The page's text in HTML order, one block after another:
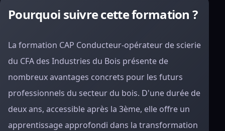
Pourquoi suivre cette formation ?
La formation CAP Conducteur-opérateur de scierie
du CFA des Industries du Bois présente de
nombreux avantages concrets pour les futurs
professionnels du secteur du bois. D'une durée de
deux ans, accessible après la 3ème, elle offre un
apprentissage approfondi dans la transformation